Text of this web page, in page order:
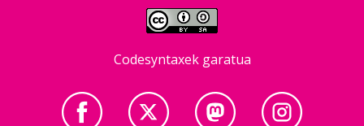
Codesyntaxek garatua